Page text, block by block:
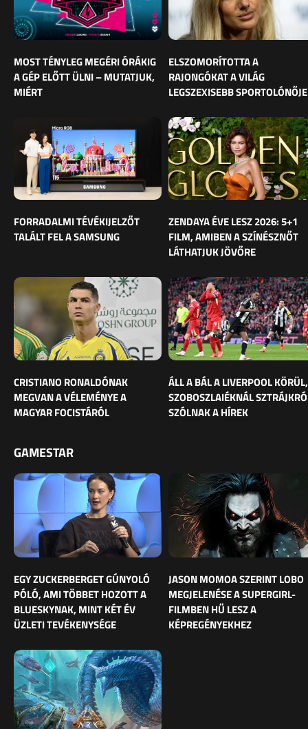
MOST TÉNYLEG MEGÉRI ÓRÁKIG
A GÉP ELŐTT ÜLNI – MUTATJUK,
MIÉRT
ELSZOMORÍTOTTA A
RAJONGÓKAT A VILÁG
LEGSZEXISEBB SPORTOLÓNŐJE
FORRADALMI TÉVÉKIJELZŐT
TALÁLT FEL A SAMSUNG
ZENDAYA ÉVE LESZ 2026: 5+1
FILM, AMIBEN A SZÍNÉSZNŐT
LÁTHATJUK JÖVŐRE
CRISTIANO RONALDÓNAK
MEGVAN A VÉLEMÉNYE A
MAGYAR FOCISTÁRÓL
ÁLL A BÁL A LIVERPOOL KÖRÜL,
SZOBOSZLAIÉKNÁL
SZÓLNAK A HÍREK
GAMESTAR
EGY ZUCKERBERGET GÚNYOLÓ
PÓLÓ, AMI TÖBBET HOZOTT A
BLUESKYNAK, MINT KÉT ÉV
ÜZLETI TEVÉKENYSÉGE
JASON MOMOA SZERINT LOBO
MEGJELENÉSE A SUPERGIRL-
FILMBEN HŰ LESZ A
KÉPREGÉNYEKHEZ